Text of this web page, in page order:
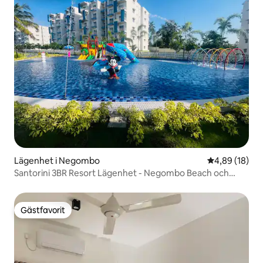
Lägenhet i Negombo 4,89 av 5 i
4,89 (18)
Santorini 3BR Resort Lägenhet - Negombo Beach och
Gästfavorit
Gästfavorit